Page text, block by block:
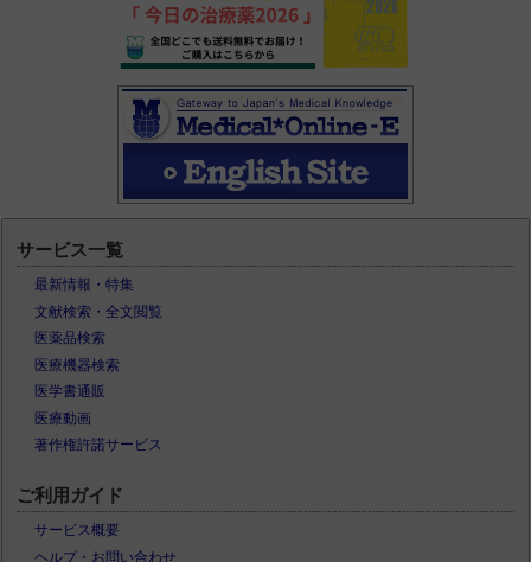
サービス一覧
最新情報・特集
文献検索・全文閲覧
医薬品検索
医療機器検索
医学書通販
医療動画
著作権許諾サービス
ご利用ガイド
サービス概要
ヘルプ・お問い合わせ